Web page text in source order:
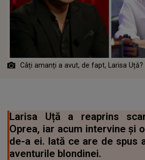
Câți amanți a avut, de fapt, Larisa Uță?
Larisa Uță a reaprins
Oprea, iar acum intervine și
de-a ei. Iată ce are de spus
aventurile blondinei.